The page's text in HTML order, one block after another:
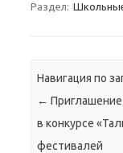
Раздел:
Навигация по
← Приглашение
в конкурсе
фестивалей